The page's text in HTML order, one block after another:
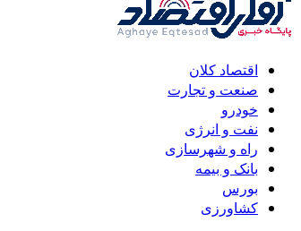
اقتصاد کلان
صنعت و تجارت
خودرو
نفت و انرژی
راه و شهرسازی
بانک و بیمه
بورس
کشاورزی